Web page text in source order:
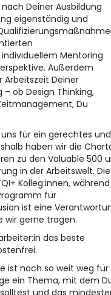
Deiner Ausbildung
eigenständig und
Mentoring
Außerdem
Arbeitszeit Deiner
ob Design Thinking,
Du
für ein gerechtes und
haben wir die
zu den Valuable 500
in der Arbeitswelt. Die
Kolleg:innen,
für
ist eine
wir gerne tragen.
das beste
ist noch so weit weg für
ein Thema, mit dem
und das